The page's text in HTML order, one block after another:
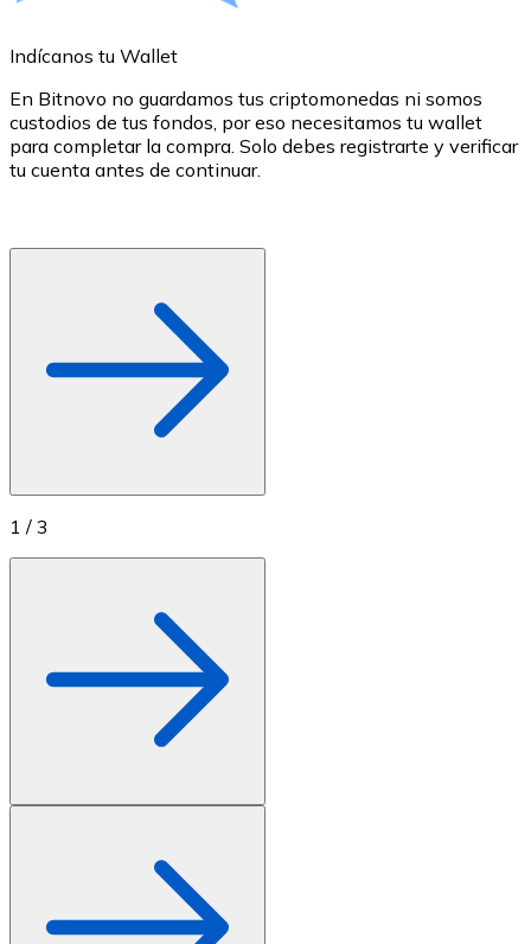
Tienda - Tarjetas regalo
Nuevo
Compra tarjetas regalo de tus marcas favoritas con
Indícanos tu Wallet
En Bitnovo no guardamos tus criptomonedas ni somos
custodios de tus fondos, por eso necesitamos tu wallet
para completar la compra. Solo debes registrarte y verificar
tu cuenta antes de continuar.
1 / 3